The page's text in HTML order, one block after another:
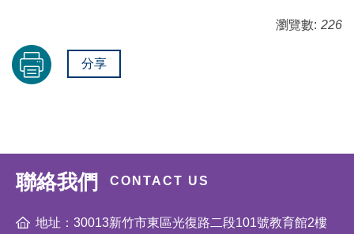
瀏覽數: 226
分享
聯絡我們 CONTACT US
地址：30013新竹市東區光復路二段101號教育館2樓